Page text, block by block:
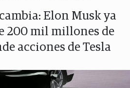
Elon Musk ya
200 mil millones de
acciones de Tesla